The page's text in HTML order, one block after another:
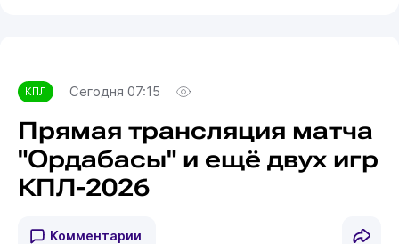
КПЛ Сегодня 07:15
Прямая трансляция матча
"Ордабасы" и ещё двух игр
КПЛ-2026
Комментарии